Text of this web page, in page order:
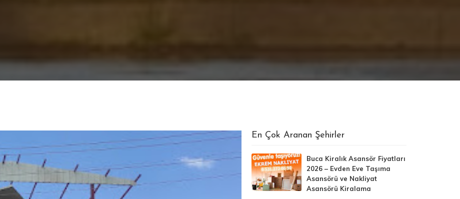
En Çok Aranan Şehirler
Buca Kiralık Asansör Fiyatları
2026 – Evden Eve Taşıma
Asansörü ve Nakliyat
Asansörü Kiralama